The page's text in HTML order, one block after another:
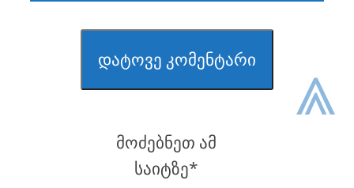
დატოვე კომენტარი
მოძებნეთ ამ
საიტზე*
⩓